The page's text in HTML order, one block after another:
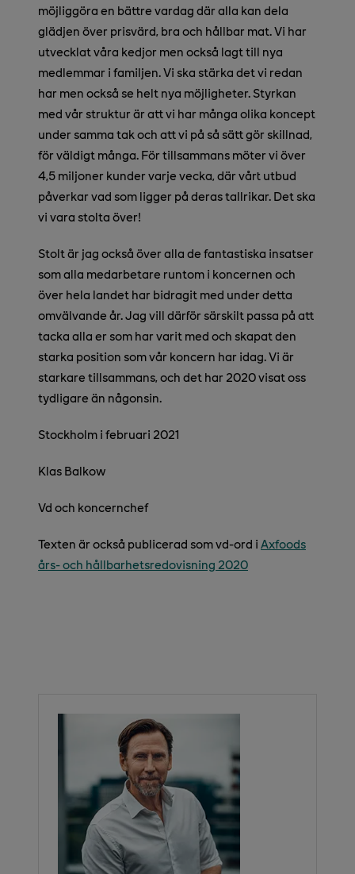
möjliggöra en bättre vardag där alla kan dela
glädjen över prisvärd, bra och hållbar mat. Vi har
utvecklat våra kedjor men också lagt till nya
medlemmar i familjen. Vi ska stärka det vi redan
har men också se helt nya möjligheter. Styrkan
med vår struktur är att vi har många olika koncept
under samma tak och att vi på så sätt gör skillnad,
för väldigt många. För tillsammans möter vi över
4,5 miljoner kunder varje vecka, där vårt utbud
påverkar vad som ligger på deras tallrikar. Det ska
vi vara stolta över!
Stolt är jag också över alla de fantastiska insatser
som alla medarbetare runtom i koncernen och
över hela landet har bidragit med under detta
omvälvande år. Jag vill därför särskilt passa på att
tacka alla er som har varit med och skapat den
starka position som vår koncern har idag. Vi är
starkare tillsammans, och det har 2020 visat oss
tydligare än någonsin.
Stockholm i februari 2021
Klas Balkow
Vd och koncernchef
Texten är också publicerad som vd-ord i Axfoods
års- och hållbarhetsredovisning 2020